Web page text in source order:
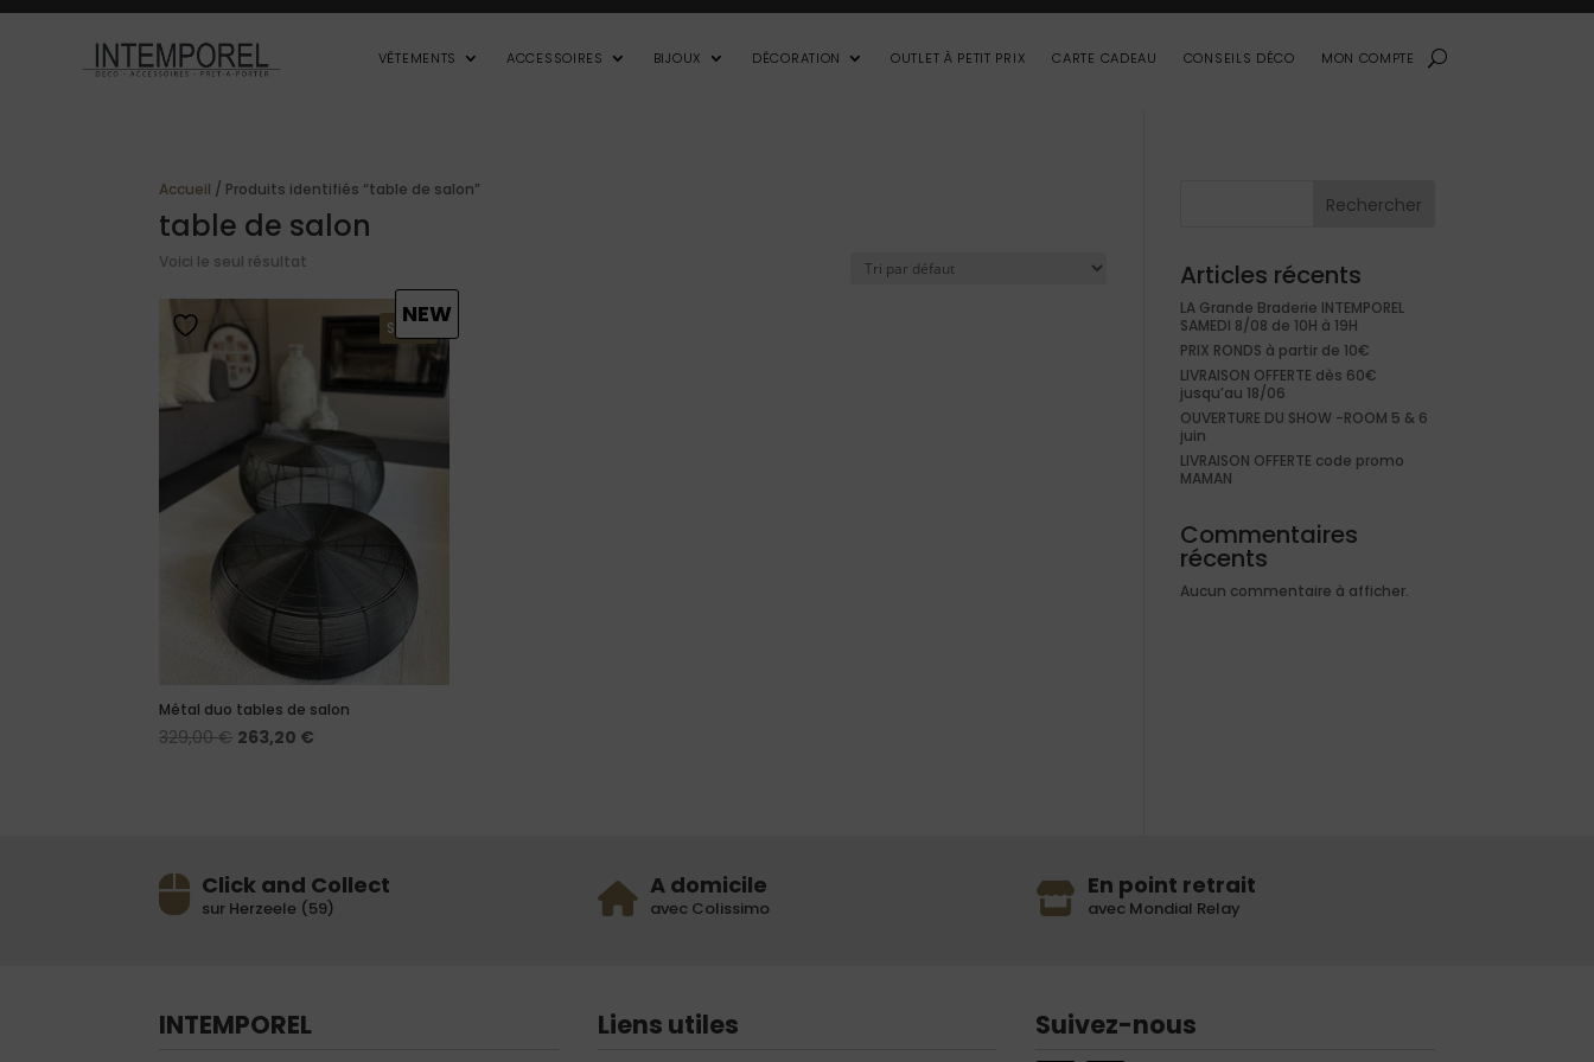
VÊTEMENTS ACCESSOIRES BIJOUX DÉCORATION OUTLET À PETIT PRIX CARTE CADEAU CONSEILS DÉCO MON COMPTE
Accueil / Produits identifiés “table de salon”
table de salon
Voici le seul résultat
SOLDE
Métal duo tables de salon
329,00€ Le
263,20 €
NEW
Rechercher
Articles récents
LA Grande Braderie INTEMPOREL
SAMEDI 8/08 de 10H à 19H
PRIX RONDS à partir de 10€
LIVRAISON OFFERTE dès 60€
jusqu’au 18/06
OUVERTURE DU SHOW -ROOM 5 & 6
juin
LIVRAISON OFFERTE code promo
MAMAN
Commentaires
récents
Aucun commentaire à afficher.
Click and Collect
sur Herzeele (59)
A domicile
avec Colissimo
En point retrait
avec Mondial Relay
INTEMPOREL Liens utiles Suivez-nous